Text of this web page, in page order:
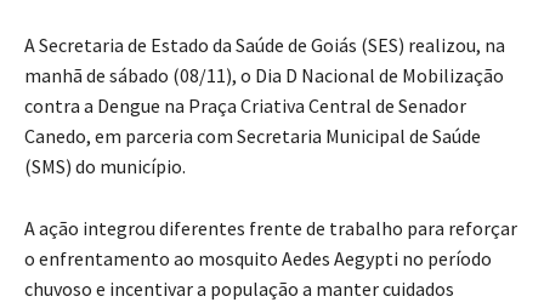
A Secretaria de Estado da Saúde de Goiás (SES) realizou, na
manhã de sábado (08/11), o Dia D Nacional de Mobilização
contra a Dengue na Praça Criativa Central de Senador
Canedo, em parceria com Secretaria Municipal de Saúde
(SMS) do município.
A ação integrou diferentes frente de trabalho para reforçar
o enfrentamento ao mosquito Aedes Aegypti no período
chuvoso e incentivar a população a manter cuidados